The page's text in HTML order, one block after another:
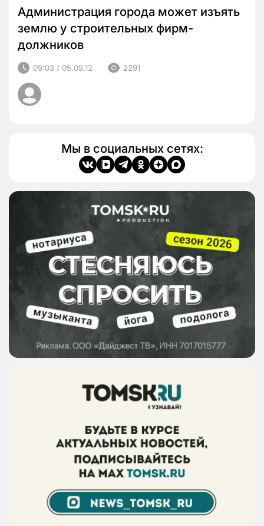
Администрация города может изъять
землю у строительных фирм-
должников
09:03 / 05.09.12 2291
Мы в социальных сетях: